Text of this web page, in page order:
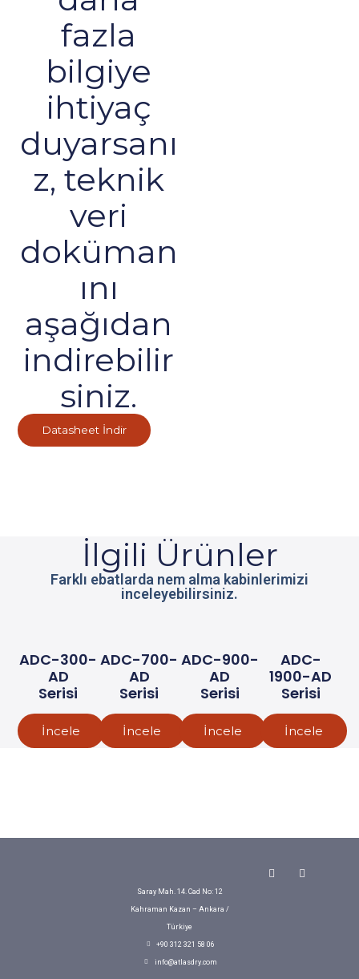
fazla
bilgiye
ihtiyaç
duyarsanı
z, teknik
veri
doküman
ını
aşağıdan
indirebilir
siniz.
Datasheet İndir
İlgili Ürünler
Farklı ebatlarda nem alma kabinlerimizi
inceleyebilirsiniz.
ADC-300-
AD
Serisi
İncele
ADC-700-
AD
Serisi
İncele
ADC-900-
AD
Serisi
İncele
ADC-
1900-AD
Serisi
İncele
Saray Mah. 14. Cad No: 12
Kahraman Kazan – Ankara /
Türkiye
+90 312 321 58 06
info@atlasdry.com
Y L